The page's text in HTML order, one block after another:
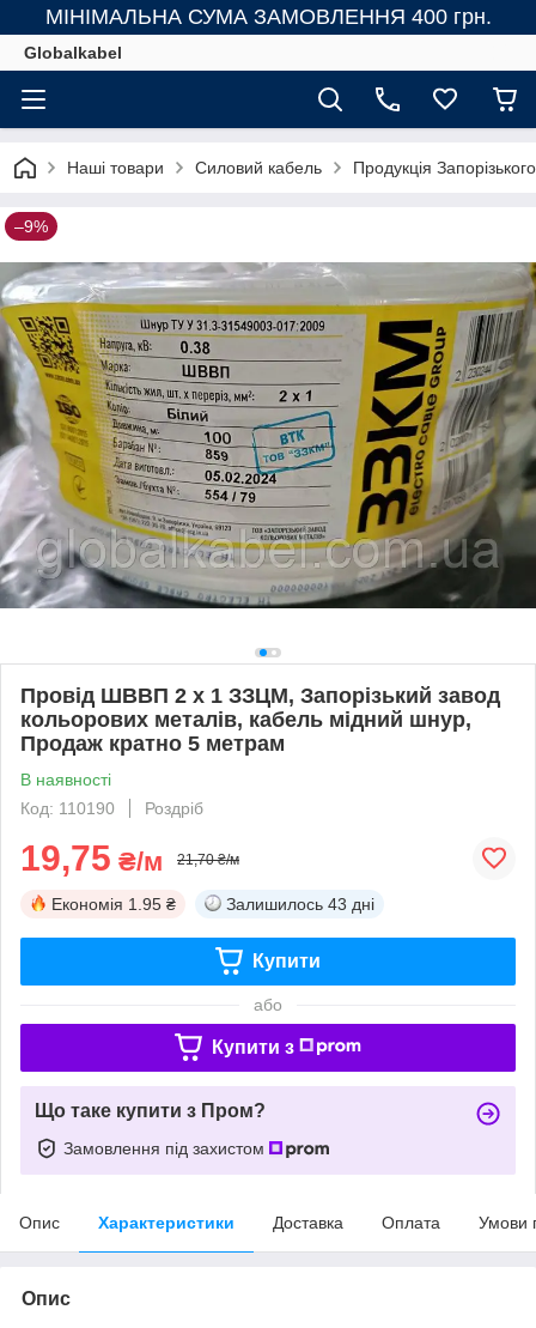
МІНІМАЛЬНА СУМА ЗАМОВЛЕННЯ 400 грн.
Globalkabel
Наші товари Силовий кабель Продукція
–9%
Провід ШВВП 2 х 1 ЗЗЦМ, Запорізький завод
кольорових металів, кабель мідний шнур,
Продаж кратно 5 метрам
В наявності
Код: 110190
Роздріб
19,75 ₴/м 21,70 ₴/м
Економія 1.95 ₴ Залишилось 43 дні
Купити
або
Купити з
Що таке купити з Пром?
Замовлення під захистом
Опис Характеристики Доставка Оплата Умови
Опис